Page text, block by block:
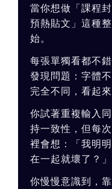
當你想做「課程
預熱貼文」這種
始。
每張單獨看都不
發現問題：字體
完全不同，看起
你試著重複輸入
持一致性，但每
裡會想：「我明
在一起就壞了？」
你慢慢意識到，